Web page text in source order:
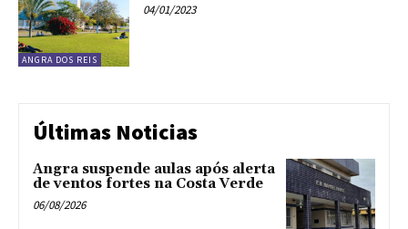
ANGRA DOS REIS
04/01/2023
Últimas Noticias
Angra suspende aulas após alerta
de ventos fortes na Costa Verde
06/08/2026